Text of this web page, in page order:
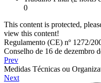
0
This content is protected,
view this content!
Regulamento (CE) nº 1272/
Conselho de 16 de dezembro
Prev
Medidas Técnicas ou
Next